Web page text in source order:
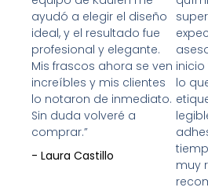
ayudó a elegir el diseño
ideal, y el resultado fue
profesional y elegante.
Mis frascos ahora se ven
increíbles y mis clientes
lo notaron de inmediato.
Sin duda volveré a
comprar.”
- Laura Castillo
lo
muy